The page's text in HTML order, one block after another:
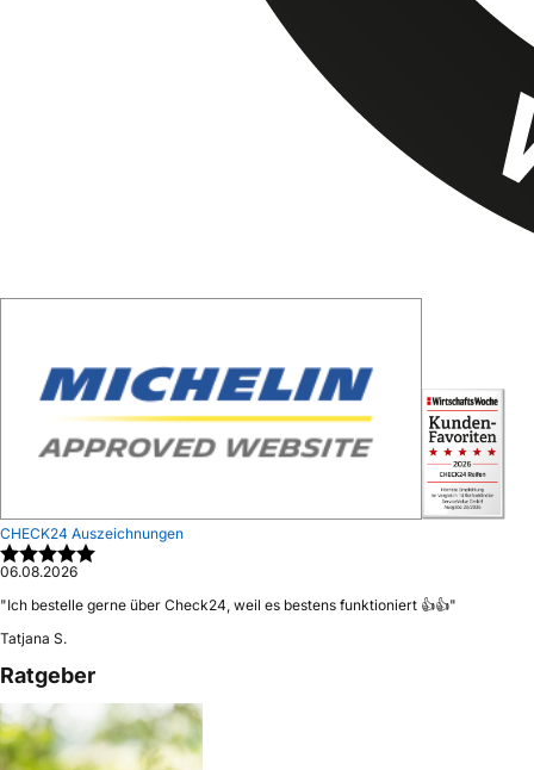
CHECK24 Auszeichnungen
06.08.2026
"Ich bestelle gerne über Check24, weil es bestens funktioniert 👍👍"
Tatjana S.
Ratgeber